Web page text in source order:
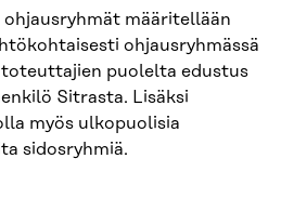
ohjausryhmät määritellään
ohjausryhmässä
toteuttajien puolelta edustus
Sitrasta. Lisäksi
myös ulkopuolisia
sidosryhmiä.